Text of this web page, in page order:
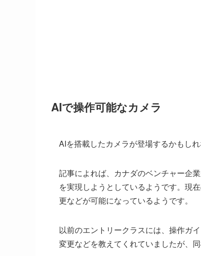
AIで操作可能なカメラ
AIを搭載したカメラが登場するかもし
記事によれば、カナダのベンチャー企
を実現しようとしているようです。現
更などが可能になっているようです。
以前のエントリークラスには、操作ガ
変更などを教えてくれていましたが、